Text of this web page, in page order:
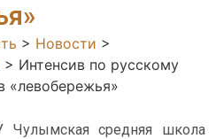
> Новости >
> Интенсив по русскому
«левобережья»
Чулымская средняя школа